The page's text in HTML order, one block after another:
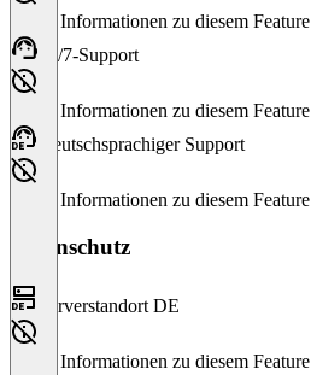
Keine Informationen zu diesem Feature
24/7-Support
Keine Informationen zu diesem Feature
Deutschsprachiger Support
Keine Informationen zu diesem Feature
Datenschutz
Serverstandort DE
Keine Informationen zu diesem Feature